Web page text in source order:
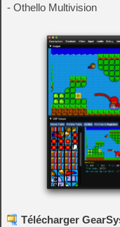
- Othello Multivision
Télécharger